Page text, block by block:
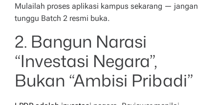
Mulailah proses aplikasi kampus sekarang — jangan
tunggu Batch 2 resmi buka.
2. Bangun Narasi
“Investasi Negara”,
Bukan “Ambisi Pribadi”